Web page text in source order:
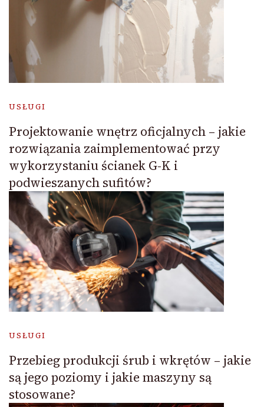
USŁUGI
Projektowanie wnętrz oficjalnych – jakie
rozwiązania zaimplementować przy
wykorzystaniu ścianek G-K i
podwieszanych sufitów?
USŁUGI
Przebieg produkcji śrub i wkrętów – jakie
są jego poziomy i jakie maszyny są
stosowane?